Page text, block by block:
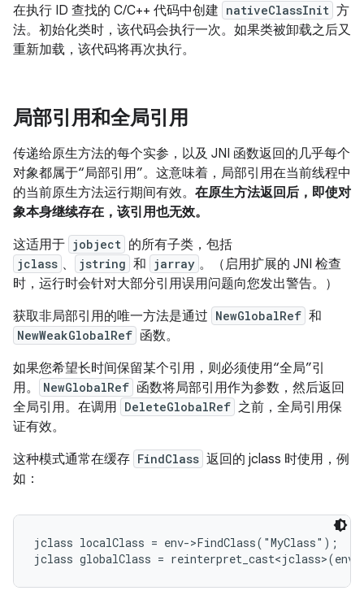
在执行 ID 查找的 C/C++ 代码中创建 nativeClassInit 方
法。初始化类时，该代码会执行一次。如果类被卸载之后又
重新加载，该代码将再次执行。
局部引用和全局引用
传递给原生方法的每个实参，以及 JNI 函数返回的几乎每个
对象都属于“局部引用”。这意味着，局部引用在当前线程中
的当前原生方法运行期间有效。 在原生方法返回后，即使对
象本身继续存在，该引用也无效。
这适用于 jobject 的所有子类，包括
jclass 、 jstring 和 jarray 。（启用扩展的 JNI 检查
时，运行时会针对大部分引用误用问题向您发出警告。）
获取非局部引用的唯一方法是通过 NewGlobalRef 和
NewWeakGlobalRef 函数。
如果您希望长时间保留某个引用，则必须使用“全局”引
用。
NewGlobalRef 函数将局部引用作为参数，然后返回
全局引用。在调用 DeleteGlobalRef 之前，全局引用保
证有效。
这种模式通常在缓存 FindClass 返回的 jclass 时使用，例
如：
jclass localClass = env->FindClass("MyClass");
jclass globalClass = reinterpret_cast<jclass>(env-